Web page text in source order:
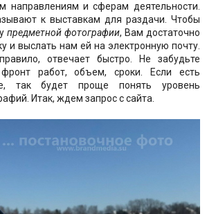
направлениям и сферам деятельности.
к выставкам для раздачи. Чтобы
предметной фотографии, Вам достаточно
и выслать нам ей на электронную почту.
отвечает быстро. Не забудьте
работ, объем, сроки. Если есть
так будет проще понять уровень
Итак, ждем запрос с сайта.